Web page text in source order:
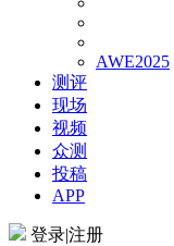
AWE2025
测评
现场
视频
众测
投稿
APP
登录|注册